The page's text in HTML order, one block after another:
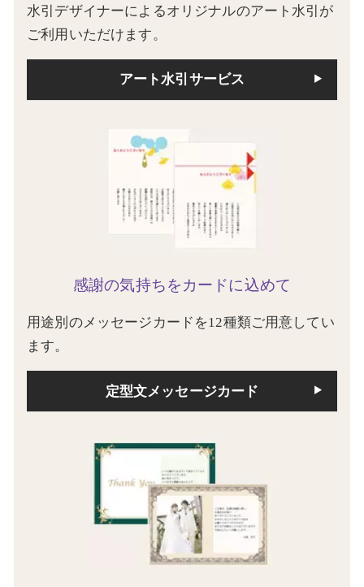
水引デザイナーによるオリジナルのアート水引が
ご利用いただけます。
アート水引サービス
感謝の気持ちをカードに込めて
用途別のメッセージカードを12種類ご用意してい
ます。
定型文メッセージカード